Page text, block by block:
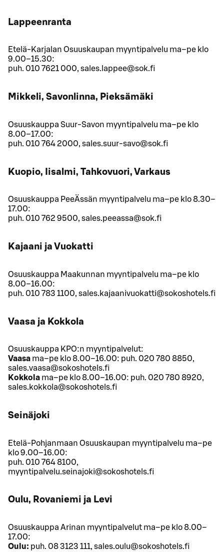
Lappeenranta
Etelä-Karjalan Osuuskaupan myyntipalvelu ma–pe klo
9.00–15.30:
puh. 010 7621 000, sales.lappee@sok.fi
Mikkeli, Savonlinna, Pieksämäki
Osuuskauppa Suur-Savon myyntipalvelu ma–pe klo
8.00–17.00:
puh. 010 764 2000, sales.suur-savo@sok.fi
Kuopio, Iisalmi, Tahkovuori, Varkaus
Osuuskauppa PeeÄssän myyntipalvelu ma–pe klo 8.30–
17.00:
puh. 010 762 9500, sales.peeassa@sok.fi
Kajaani ja Vuokatti
Osuuskauppa Maakunnan myyntipalvelu ma–pe klo
8.00–16.00:
puh. 010 783 1100, sales.kajaanivuokatti@sokoshotels.fi
Vaasa ja Kokkola
Osuuskauppa KPO:n myyntipalvelut:
Vaasa ma–pe klo 8.00–16.00: puh. 020 780 8850,
sales.vaasa@sokoshotels.fi
Kokkola ma–pe klo 8.00–16.00: puh. 020 780 8920,
sales.kokkola@sokoshotels.fi
Seinäjoki
Etelä-Pohjanmaan Osuuskaupan myyntipalvelu ma–pe
klo 9.00–16.00:
puh. 010 764 8100,
myyntipalvelu.seinajoki@sokoshotels.fi
Oulu, Rovaniemi ja Levi
Osuuskauppa Arinan myyntipalvelut ma–pe klo 8.00–
17.00:
Oulu: puh. 08 3123 111, sales.oulu@sokoshotels.fi